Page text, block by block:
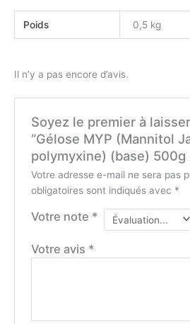
Poids 0,5 kg
Il n’y a pas encore d’avis.
Soyez le premier à
“Gélose MYP (Mannitol
polymyxine) (base) 500g
Votre adresse e-mail ne sera pas
obligatoires sont indiqués avec *
Votre note *
Votre avis *